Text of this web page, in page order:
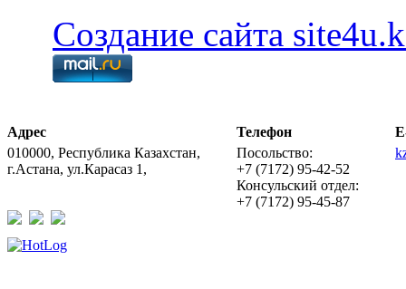
Создание сайта
Адрес
010000, Республика Казахстан,
г.Астана, ул.Карасаз 1,
Телефон
Посольство:
+7 (7172) 95-42-52
Консульский отдел:
+7 (7172) 95-45-87